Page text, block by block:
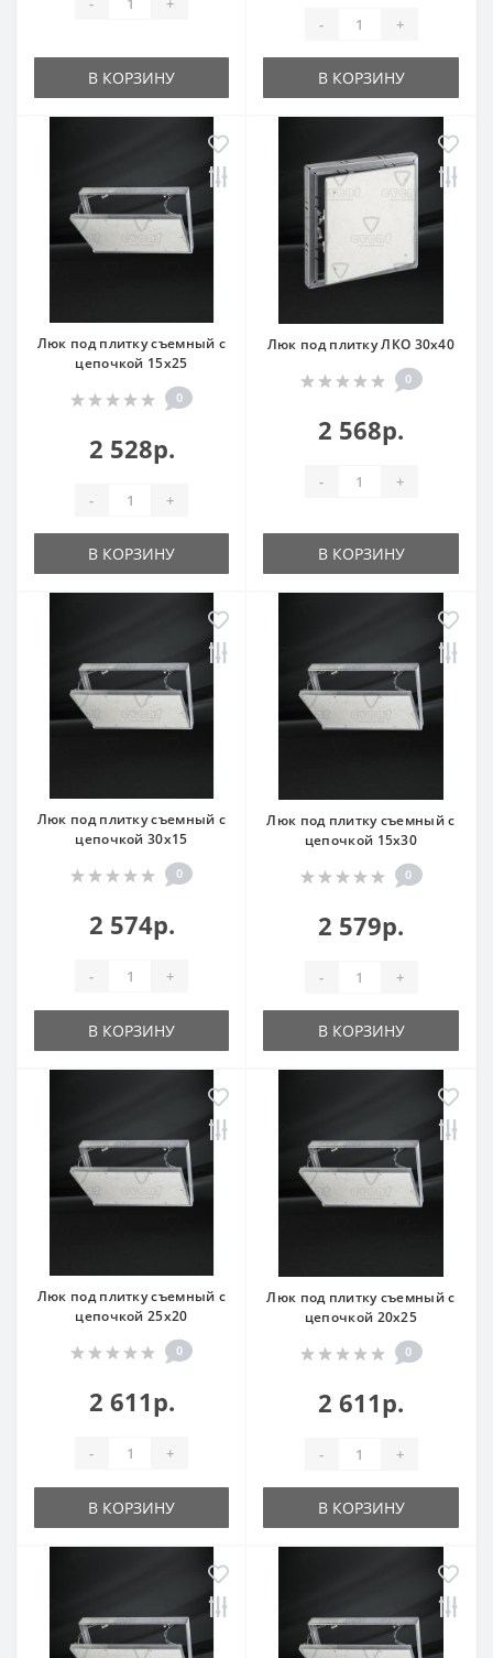
В КОРЗИНУ
- +
В КОРЗИНУ
Люк под плитку съемный с
цепочкой 15x25
0
2 528р.
- +
В КОРЗИНУ
Люк под плитку ЛКО 30x40
0
2 568р.
- +
В КОРЗИНУ
Люк под плитку съемный с
цепочкой 30x15
0
2 574р.
- +
В КОРЗИНУ
Люк под плитку съемный с
цепочкой 15x30
0
2 579р.
- +
В КОРЗИНУ
Люк под плитку съемный с
цепочкой 25x20
0
2 611р.
- +
В КОРЗИНУ
Люк под плитку съемный с
цепочкой 20x25
0
2 611р.
- +
В КОРЗИНУ